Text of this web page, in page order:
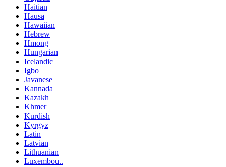
Haitian
Hausa
Hawaiian
Hebrew
Hmong
Hungarian
Icelandic
Igbo
Javanese
Kannada
Kazakh
Khmer
Kurdish
Kyrgyz
Latin
Latvian
Lithuanian
Luxembou..